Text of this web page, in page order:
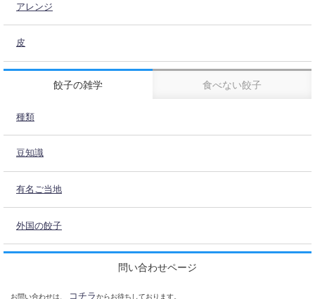
アレンジ
皮
餃子の雑学 食べない餃子
種類
豆知識
有名ご当地
外国の餃子
問い合わせページ
お問い合わせは、 コチラ からお待ちしております。